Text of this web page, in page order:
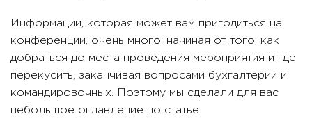
Информации, которая может вам пригодиться на
конференции, очень много: начиная от того, как
добраться до места проведения мероприятия и где
перекусить, заканчивая вопросами бухгалтерии и
командировочных. Поэтому мы сделали для вас
небольшое оглавление по статье: